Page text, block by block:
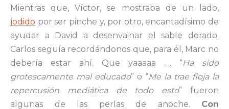
Mientras que, Víctor, se mostraba de un lado,
jodido por ser pinche y, por otro, encantadísimo de
ayudar a David a desenvainar el sable dorado.
Carlos seguía recordándonos que, para él, Marc no
debería estar ahí. Que yaaaaa …. “Ha sido
grotescamente mal educado” o “Me la trae floja la
repercusión mediática de todo esto” fueron
algunas de las perlas de anoche. Con